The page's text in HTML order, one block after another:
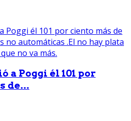
a Poggi él 101 por
de...